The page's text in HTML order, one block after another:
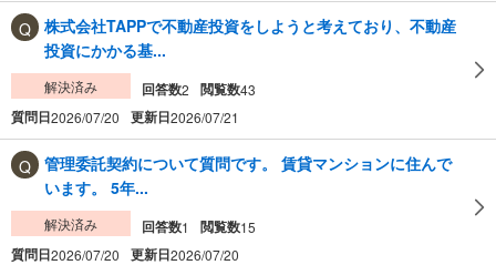
株式会社TAPPで不動産投資をしようと考えており、不動産
投資にかかる基...
解決済み 回答数2 閲覧数43
質問日2026/07/20 更新日2026/07/21
管理委託契約について質問です。 賃貸マンションに住んで
います。 5年...
解決済み 回答数1 閲覧数15
質問日2026/07/20 更新日2026/07/20